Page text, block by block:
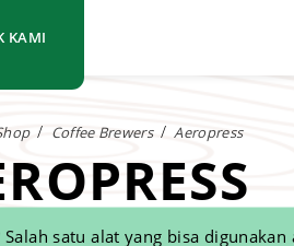
KAMI
Coffee Brewers Aeropress
satu alat yang bisa digunakan